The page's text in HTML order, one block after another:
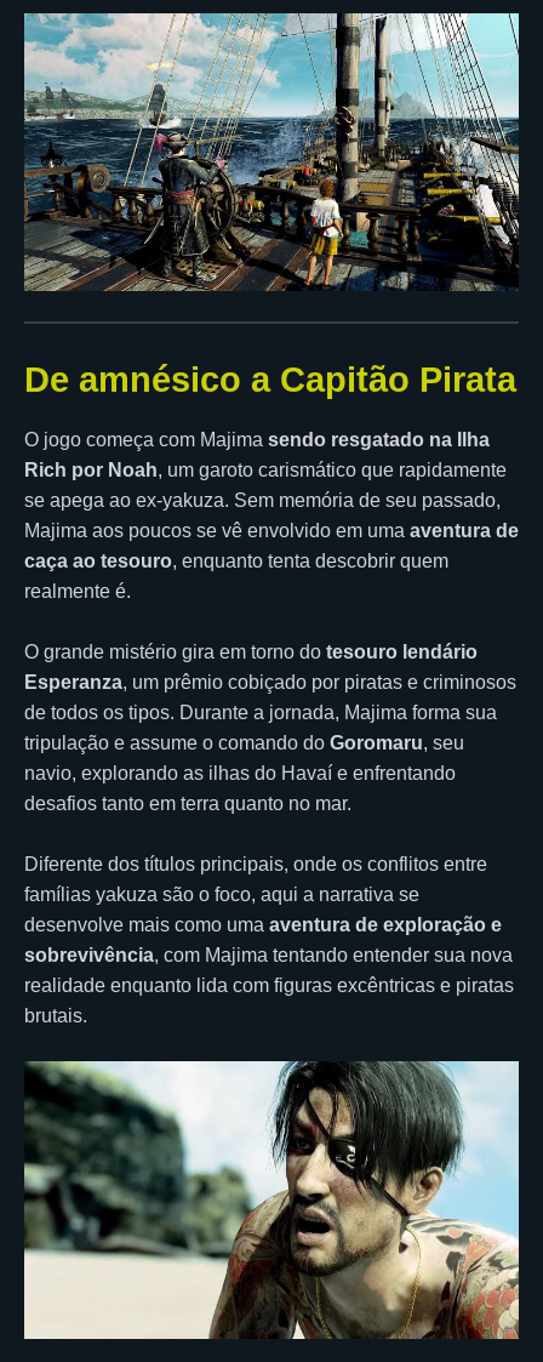
De amnésico a Capitão Pirata
O jogo começa com Majima sendo resgatado na Ilha
Rich por Noah, um garoto carismático que rapidamente
se apega ao ex-yakuza. Sem memória de seu passado,
Majima aos poucos se vê envolvido em uma aventura de
caça ao tesouro, enquanto tenta descobrir quem
realmente é.
O grande mistério gira em torno do tesouro lendário
Esperanza, um prêmio cobiçado por piratas e criminosos
de todos os tipos. Durante a jornada, Majima forma sua
tripulação e assume o comando do Goromaru, seu
navio, explorando as ilhas do Havaí e enfrentando
desafios tanto em terra quanto no mar.
Diferente dos títulos principais, onde os conflitos entre
famílias yakuza são o foco, aqui a narrativa se
desenvolve mais como uma aventura de exploração e
sobrevivência, com Majima tentando entender sua nova
realidade enquanto lida com figuras excêntricas e piratas
brutais.